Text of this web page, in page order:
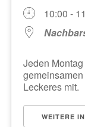
10:00 -
Jeden
Leckeres mit.
WEITERE